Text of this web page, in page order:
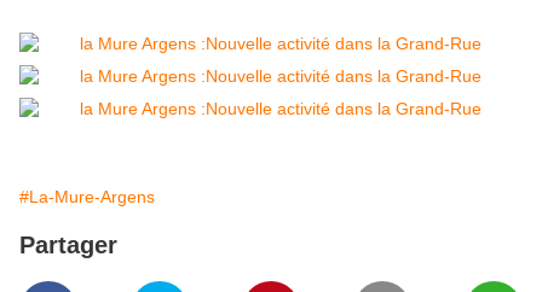
#La-Mure-Argens
Partager